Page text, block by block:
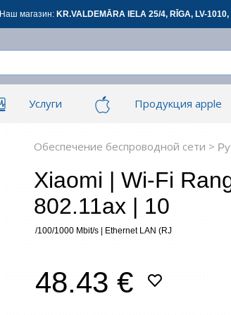
Наш магазин: KR.VALDEMĀRA IELA 25/4, RĪGA, LV-
Услуги Продукция apple
Сетевые товары
Renewd техника, Outlet
Обеспечение беспроводной сети >
Xiaomi | Wi-Fi
802.11ax | 10
/100/1000 Mbit/s | Ethernet LAN (RJ
48.43 €